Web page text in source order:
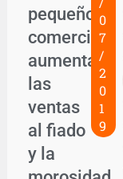
pequeño
comercio:
aumentan
las
ventas
al fiado
y la
0
7
/
2
0
1
9